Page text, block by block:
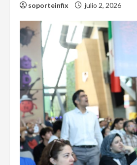
soporteinfix julio 2, 2026